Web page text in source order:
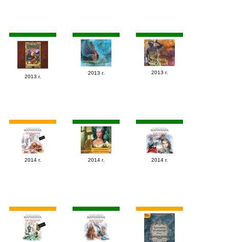
2013 г.
2013 г. 2013 г.
2014 г. 2014 г. 2014 г.